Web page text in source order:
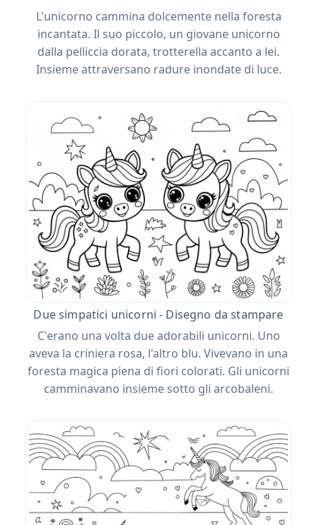
L'unicorno cammina dolcemente nella foresta
incantata. Il suo piccolo, un giovane unicorno
dalla pelliccia dorata, trotterella accanto a lei.
Insieme attraversano radure inondate di luce.
Due simpatici unicorni - Disegno da stampare
C'erano una volta due adorabili unicorni. Uno
aveva la criniera rosa, l'altro blu. Vivevano in una
foresta magica piena di fiori colorati. Gli unicorni
camminavano insieme sotto gli arcobaleni.